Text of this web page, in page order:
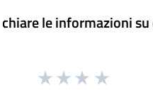
le informazioni